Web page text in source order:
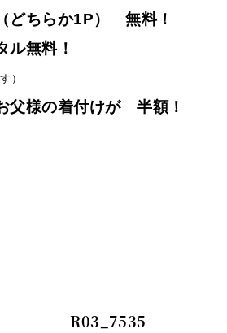
どちらか1P） 無料！
無料！
）
父様の着付けが 半額！
R03_7535